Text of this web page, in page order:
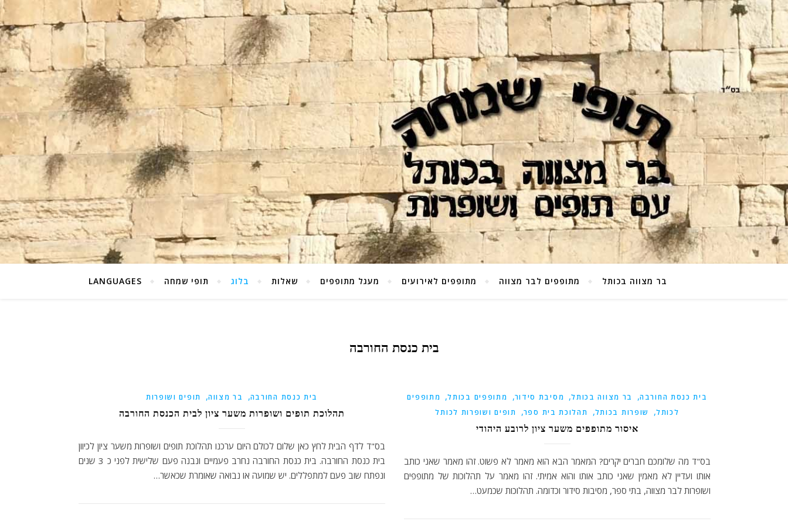
בר מצווה בכותל מתופפים לבר מצווה מתופפים לאירועים מעגל מתופפים שאלות בלוג תופי שמחה LANGUAGES
בית כנסת החורבה
בית כנסת החורבה, בר מצווה בכותל, מסיבת סידור, מתופפים בכותל, מתופפים
לכותל, שופרות בכותל, תהלוכת בית ספר, תופים ושופרות לכותל
איסור מתופפים משער ציון לרובע היהודי
בס"ד מה שלומכם חברים יקרים? המאמר הבא הוא מאמר לא פשוט. זהו מאמר שאני כותב
אותו ועדיין לא מאמין שאני כותב אותו והוא אמיתי. זהו מאמר על תהלוכות של מתופפים
ושופרות לבר מצווה, בתי ספר, מסיבות סידור וכדומה. תהלוכות שכמעט…
בית כנסת החורבה, בר מצווה, תופים ושופרות
תהלוכת תופים ושופרות משער ציון לבית הכנסת החורבה
בס"ד לדף הבית לחץ כאן שלום לכולם היום ערכנו תהלוכת תופים ושופרות משער ציון לכיוון
בית כנסת החורבה. בית כנסת החורבה נחרב פעמיים ונבנה פעם שלישית לפני כ 3 שנים
ונפתח שוב פעם למתפללים. יש שמועה או נבואה שאומרת שכאשר…